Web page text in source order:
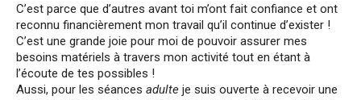
C’est parce que d’autres avant toi m’ont fait confiance et ont
reconnu financièrement mon travail qu’il continue d’exister !
C’est une grande joie pour moi de pouvoir assurer mes
besoins matériels à travers mon activité tout en étant à
l’écoute de tes possibles !
Aussi, pour les séances adulte je suis ouverte à recevoir une